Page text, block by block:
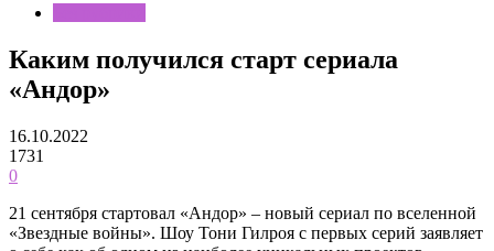
​Каким получился старт сериала
«Андор»
16.10.2022
1731
0
21 сентября стартовал «Андор» – новый сериал по вселенной
«Звездные войны». Шоу Тони Гилроя с первых серий заявляет